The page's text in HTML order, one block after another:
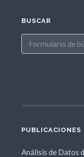
BUSCAR
PUBLICACIONES
Análisis de Datos